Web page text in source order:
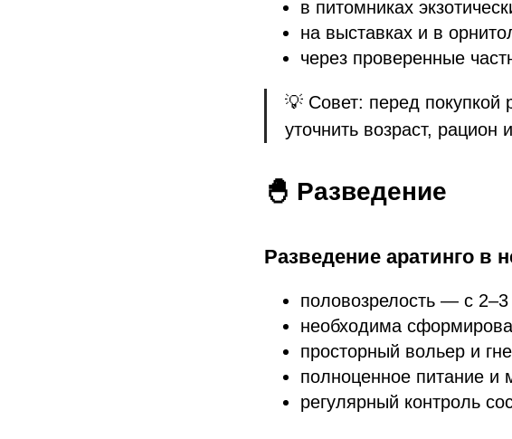
в питомниках
на выставках и в
через проверенные
💡 Совет: перед покупкой
уточнить возраст, рацион
🐣 Разведение
Разведение аратинго в
половозрелость — с 2–3
необходима
просторный вольер и
полноценное питание и
регулярный контроль